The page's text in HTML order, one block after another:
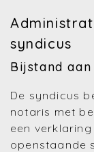
syndicus
Bijstand
De syndicus
notaris met
een
openstaande